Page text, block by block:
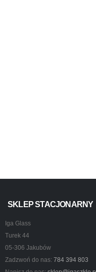
SKLEP STACJONARNY
Iga Glass
Turek 44
05-306 Jakubów
Zadzwoń do nas: 784 394 803